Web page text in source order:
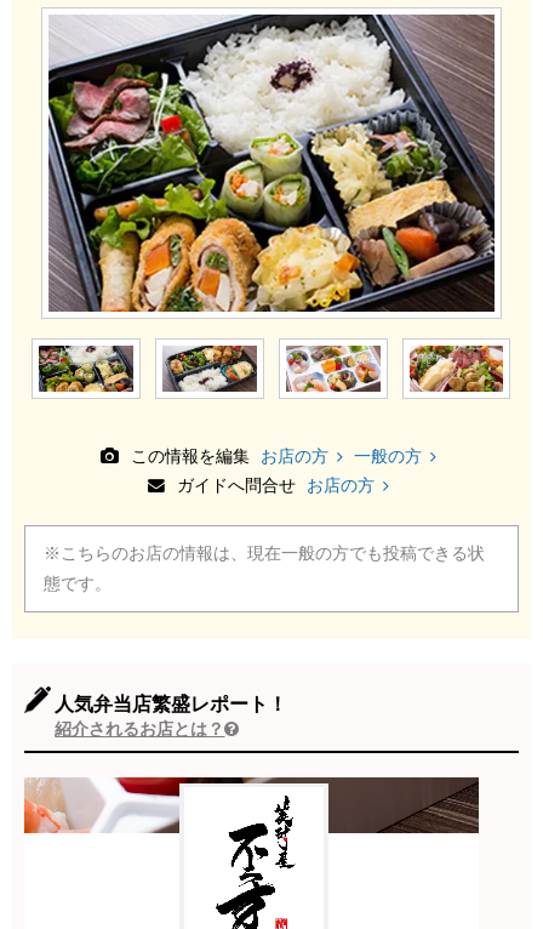
この情報を編集 お店の方
一般の方
ガイドへ問合せ
お店の方
※こちらのお店の情報は、現在一般の方でも投稿できる状
態です。
人気弁当店繁盛レポート！
紹介されるお店とは？